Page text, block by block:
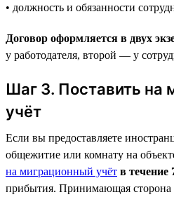
• должность и обязанности
Договор оформляется в двух
у работодателя, второй — у
Шаг 3. Поставить на
учёт
Если вы предоставляете
общежитие или комнату на
на миграционный учёт в течение
прибытия. Принимающая сторона